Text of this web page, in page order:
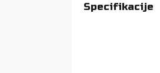
Specifikacije